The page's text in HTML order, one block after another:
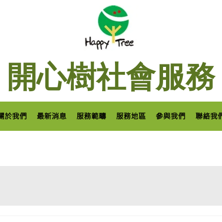
開心樹社會服務
於我們 最新消息 服務範疇 服務地區 參與我們 聯絡我